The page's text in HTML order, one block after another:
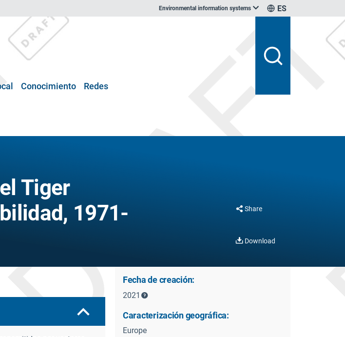
Environmental information systems ES
Conocimiento Redes
Tiger
1971-
Share
Download
Fecha de creación:
2021
Caracterización geográfica:
Europe